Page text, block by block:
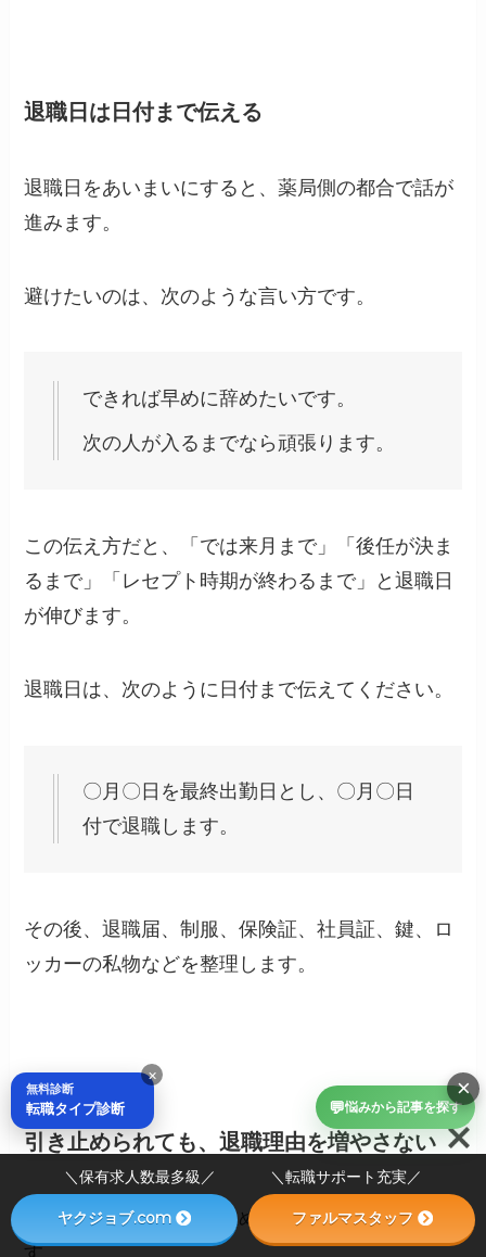
退職日は日付まで伝える
退職日をあいまいにすると、薬局側の都合で話が
進みます。
避けたいのは、次のような言い方です。
できれば早めに辞めたいです。
次の人が入るまでなら頑張ります。
この伝え方だと、「では来月まで」「後任が決ま
るまで」「レセプト時期が終わるまで」と退職日
が伸びます。
退職日は、次のように日付まで伝えてください。
〇月〇日を最終出勤日とし、〇月〇日
付で退職します。
その後、退職届、制服、保険証、社員証、鍵、ロ
ッカーの私物などを整理します。
引き止められても、退職理由を増やさない
退職を伝えると、引き止められることがありま
す。
💬悩みから記事を探す
×
×
無料診断
転職タイプ診断
＼保有求人数最多級／ ＼転職サポート充実／
ヤクジョブ.com ファルマスタッフ